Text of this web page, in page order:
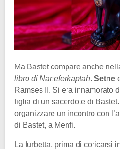
Ma Bastet compare anche
libro di Naneferkaptah. Setne
Ramses II. Si era innamorato
figlia di un sacerdote di
organizzare un incontro con
di Bastet, a Menfi.
La furbetta, prima di coricarsi